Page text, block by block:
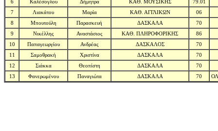
6
Καλέσογλου Δήμητρα ΚΑΘ. ΜΟΥΣΙΚΗΣ
79.01
7
Λιακάτου Μαρία ΚΑΘ. ΑΓΓΛΙΚΩΝ
06
8
Μπουτούλη Παρασκευή ΔΑΣΚΑΛΑ
70
9
Νικέλλης Αναστάσιος ΚΑΘ. ΠΛΗΡΟΦΟΡΙΚΗΣ
86
10
Παπαγεωργίου Ανδρέας ΔΑΣΚΑΛΟΣ
70
11
Σαμοθρακή Χριστίνα ΔΑΣΚΑΛΑ
70
12
Σιάκκα Θεοπίστη ΔΑΣΚΑΛΑ
70
13
Φανερωμένου Παναγιώτα ΔΑΣΚΑΛΑ 70